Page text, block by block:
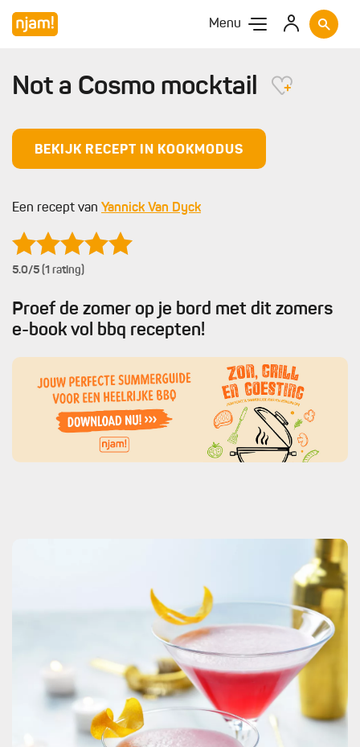
Menu
Not a Cosmo mocktail
BEKIJK RECEPT IN KOOKMODUS
Een recept van Yannick Van Dyck
5.0/5 (1 rating)
Proef de zomer op je bord met dit zomers
e-book vol bbq recepten!